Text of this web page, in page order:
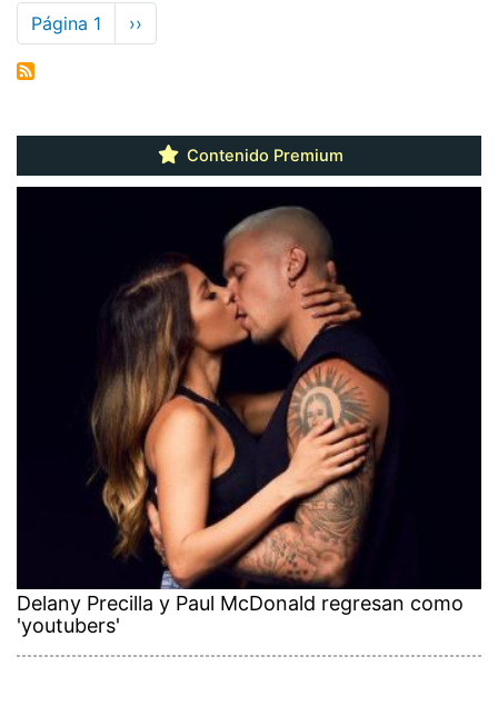
Paginación
Página 1
Siguiente
página
››
Contenido Premium
Delany Precilla y Paul McDonald regresan como
'youtubers'